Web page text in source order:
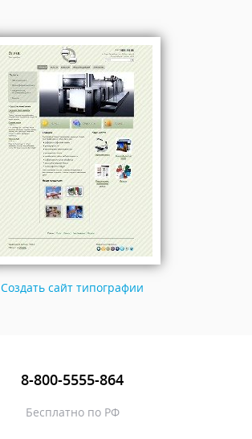
Создать сайт типографии
8-800-5555-864
Бесплатно по РФ